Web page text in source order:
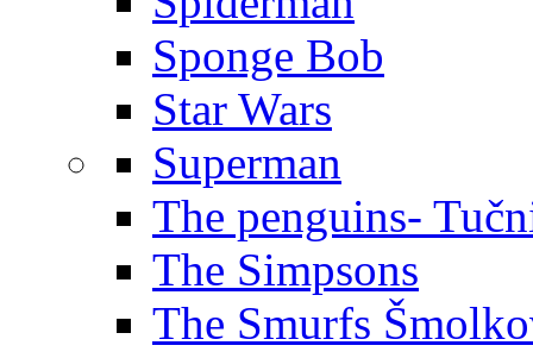
Sponge Bob
Star Wars
Superman
The penguins-
The Simpsons
The Smurfs